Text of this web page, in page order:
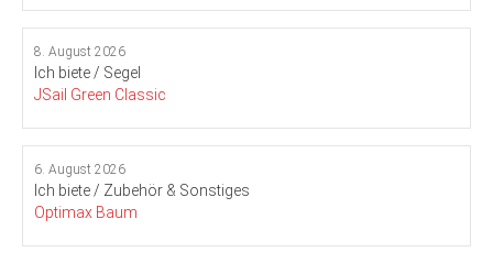
8. August 2026
Ich biete / Segel
JSail Green Classic
6. August 2026
Ich biete / Zubehör & Sonstiges
Optimax Baum